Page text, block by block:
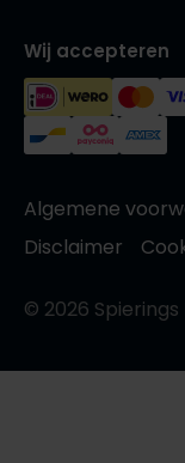
Wij accepteren
Algemene
Disclaimer
© 2026